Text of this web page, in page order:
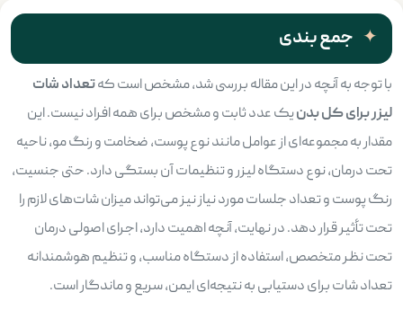
جمع بندی
با توجه به آنچه در این مقاله بررسی شد، مشخص است کهتعداد شات
لیزر برای کل بدنیک عدد ثابت و مشخص برای همه افراد نیست. این
مقدار به مجموعه‌ای از عوامل مانند نوع پوست، ضخامت و رنگ مو، ناحیه
تحت درمان، نوع دستگاه لیزر و تنظیمات آن بستگی دارد. حتی جنسیت،
رنگ پوست و تعداد جلسات مورد نیاز نیز می‌تواند میزان شات‌های لازم را
تحت تأثیر قرار دهد. در نهایت، آنچه اهمیت دارد، اجرای اصولی درمان
تحت نظر متخصص، استفاده از دستگاه مناسب، و تنظیم هوشمندانه
تعداد شات برای دستیابی به نتیجه‌ای ایمن، سریع و ماندگار است.